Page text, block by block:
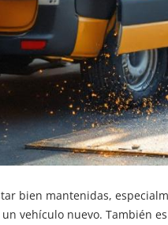
bien mantenidas,
vehículo nuevo. También